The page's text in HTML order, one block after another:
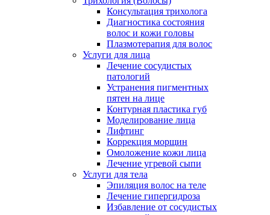
Консультация трихолога
Диагностика состояния
волос и кожи головы
Плазмотерапия для волос
Услуги для лица
Лечение сосудистых
патологий
Устранения пигментных
пятен на лице
Контурная пластика губ
Моделирование лица
Лифтинг
Коррекция морщин
Омоложение кожи лица
Лечение угревой сыпи
Услуги для тела
Эпиляция волос на теле
Лечение гипергидроза
Избавление от сосудистых